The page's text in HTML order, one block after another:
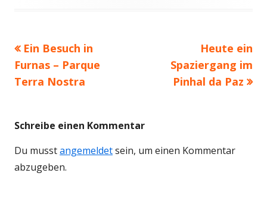
Beitragsnavigation
Vorheriger
Beitrag:
Ein Besuch in
Furnas – Parque
Terra Nostra
Nächster
Beitrag
Heute ein
Spaziergang im
Pinhal da Paz
Schreibe einen Kommentar
Du musstangemeldetsein, um einen Kommentar
abzugeben.